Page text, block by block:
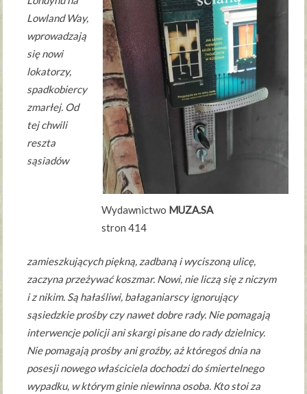
Wydawnictwo MUZA.SA
stron 414
Lowland Way,
wprowadzają
się nowi
lokatorzy,
spadkobiercy
zmarłej. Od
tej chwili
reszta
sąsiadów
zamieszkujących piękną, zadbaną i wyciszoną ulicę,
zaczyna przeżywać koszmar. Nowi, nie liczą się z niczym
i z nikim. Są hałaśliwi, bałaganiarscy ignorujący
sąsiedzkie prośby czy nawet dobre rady. Nie pomagają
interwencje policji ani skargi pisane do rady dzielnicy.
Nie pomagają prośby ani groźby, aż któregoś dnia na
posesji nowego właściciela dochodzi do śmiertelnego
wypadku, w którym ginie niewinna osoba. Kto stoi za